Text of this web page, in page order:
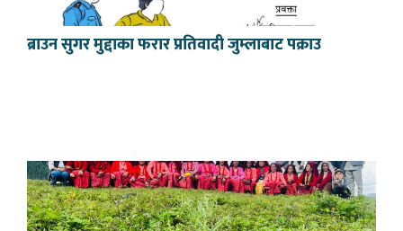
ब्राउन सुगर मुद्दाका फरार प्रतिवादी जुम्लाबाट पक्राउ